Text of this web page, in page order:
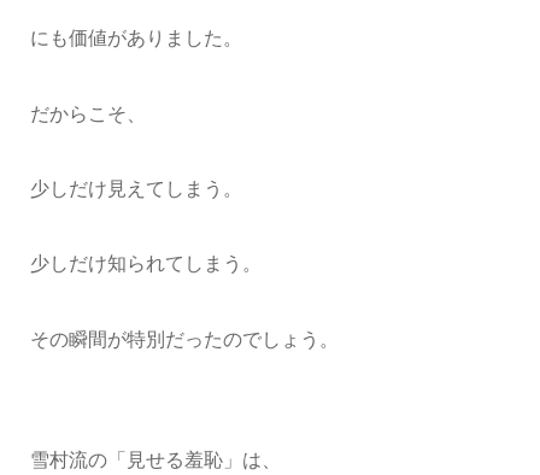
にも価値がありました。
だからこそ、
少しだけ見えてしまう。
少しだけ知られてしまう。
その瞬間が特別だったのでしょう。
雪村流の「見せる羞恥」は、